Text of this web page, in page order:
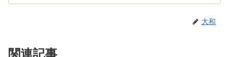
大和
関連記事